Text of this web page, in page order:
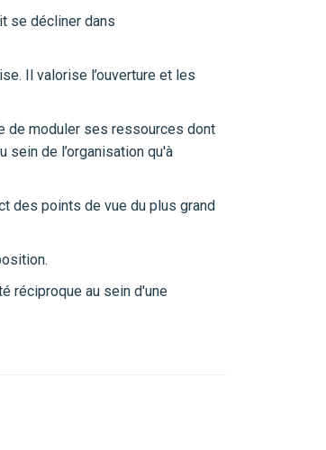
se décliner dans
Il valorise l’ouverture et les
de moduler ses ressources dont
de l’organisation qu'à
des points de vue du plus grand
réciproque au sein d'une